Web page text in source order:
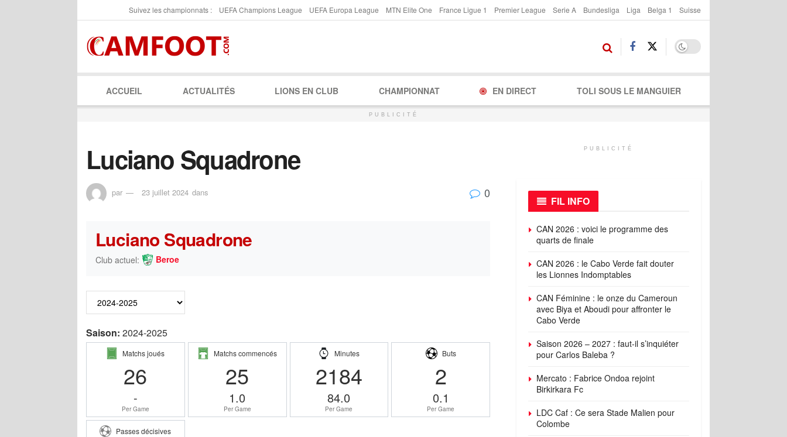
Suivez les championnats : UEFA Champions League UEFA Europa League MTN Elite One France Ligue 1 Premier League Serie A Bundesliga Liga Belga 1 Suisse
ACCUEIL ACTUALITÉS LIONS EN CLUB CHAMPIONNAT EN DIRECT TOLI SOUS LE MANGUIER
PUBLICITÉ
Luciano Squadrone
par 23 juillet 2024 dans 0
Luciano Squadrone
Club actuel: Beroe
Saison: 2024-2025
Matchs joués
26
-
Per Game
Matchs commencés
25
1.0
Per Game
Minutes
2184
84.0
Per Game
Buts
2
0.1
Per Game
Passes décisives
PUBLICITÉ
FIL INFO
CAN 2026 : voici le programme des
quarts de finale
CAN 2026 : le Cabo Verde fait douter
les Lionnes Indomptables
CAN Féminine : le onze du Cameroun
avec Biya et Aboudi pour affronter le
Cabo Verde
Saison 2026 – 2027 : faut-il s’inquiéter
pour Carlos Baleba ?
Mercato : Fabrice Ondoa rejoint
Birkirkara Fc
LDC Caf : Ce sera Stade Malien pour
Colombe